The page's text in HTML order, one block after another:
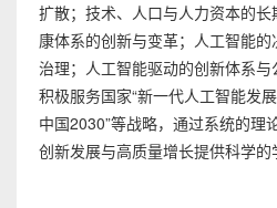
扩散；技术、人口与人力资本的
康体系的创新与变革；人工智能
治理；人工智能驱动的创新体系
积极服务国家“新一代人工智能发
中国2030”等战略，通过系统的理
创新发展与高质量增长提供科学的